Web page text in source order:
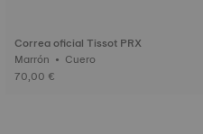
Correa oficial Tissot PRX
Marrón • Cuero
70,00 €